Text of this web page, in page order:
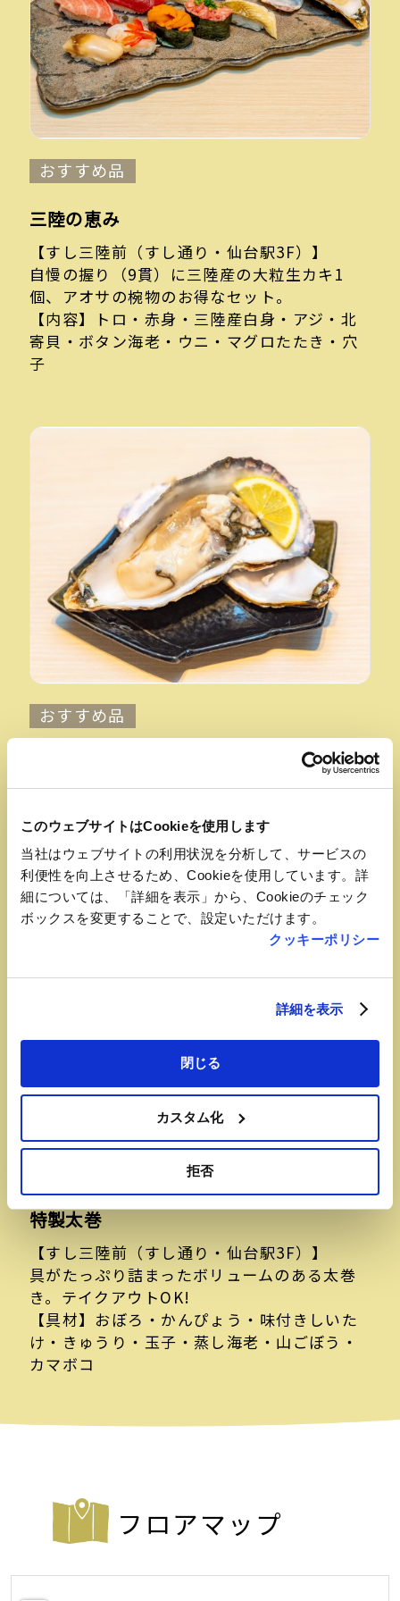
このウェブサイトはCookieを使用します
当社はウェブサイトの利用状況を分析して、サービスの
利便性を向上させるため、Cookieを使用しています。詳
細については、「詳細を表示」から、Cookieのチェック
ボックスを変更することで、設定いただけます。
クッキーポリシー
詳細を表示
閉じる
カスタム化
拒否
おすすめ品
三陸の恵み
【すし三陸前（すし通り・仙台駅3F）】
自慢の握り（9貫）に三陸産の大粒生カキ1
個、アオサの椀物のお得なセット。
【内容】トロ・赤身・三陸産白身・アジ・北
寄貝・ボタン海老・ウニ・マグロたたき・穴
子
おすすめ品
【すし三陸前（すし通り・仙台駅3F）】
三陸産の新鮮で甘みのある大振りな生ガキ。
特製太巻
【すし三陸前（すし通り・仙台駅3F）】
具がたっぷり詰まったボリュームのある太巻
き。テイクアウトOK!
【具材】おぼろ・かんぴょう・味付きしいた
け・きゅうり・玉子・蒸し海老・山ごぼう・
カマボコ
フロアマップ